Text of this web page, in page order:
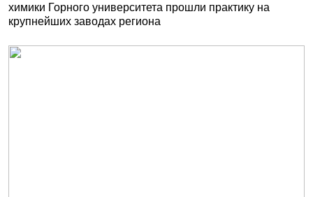
химики Горного университета прошли практику на
крупнейших заводах региона